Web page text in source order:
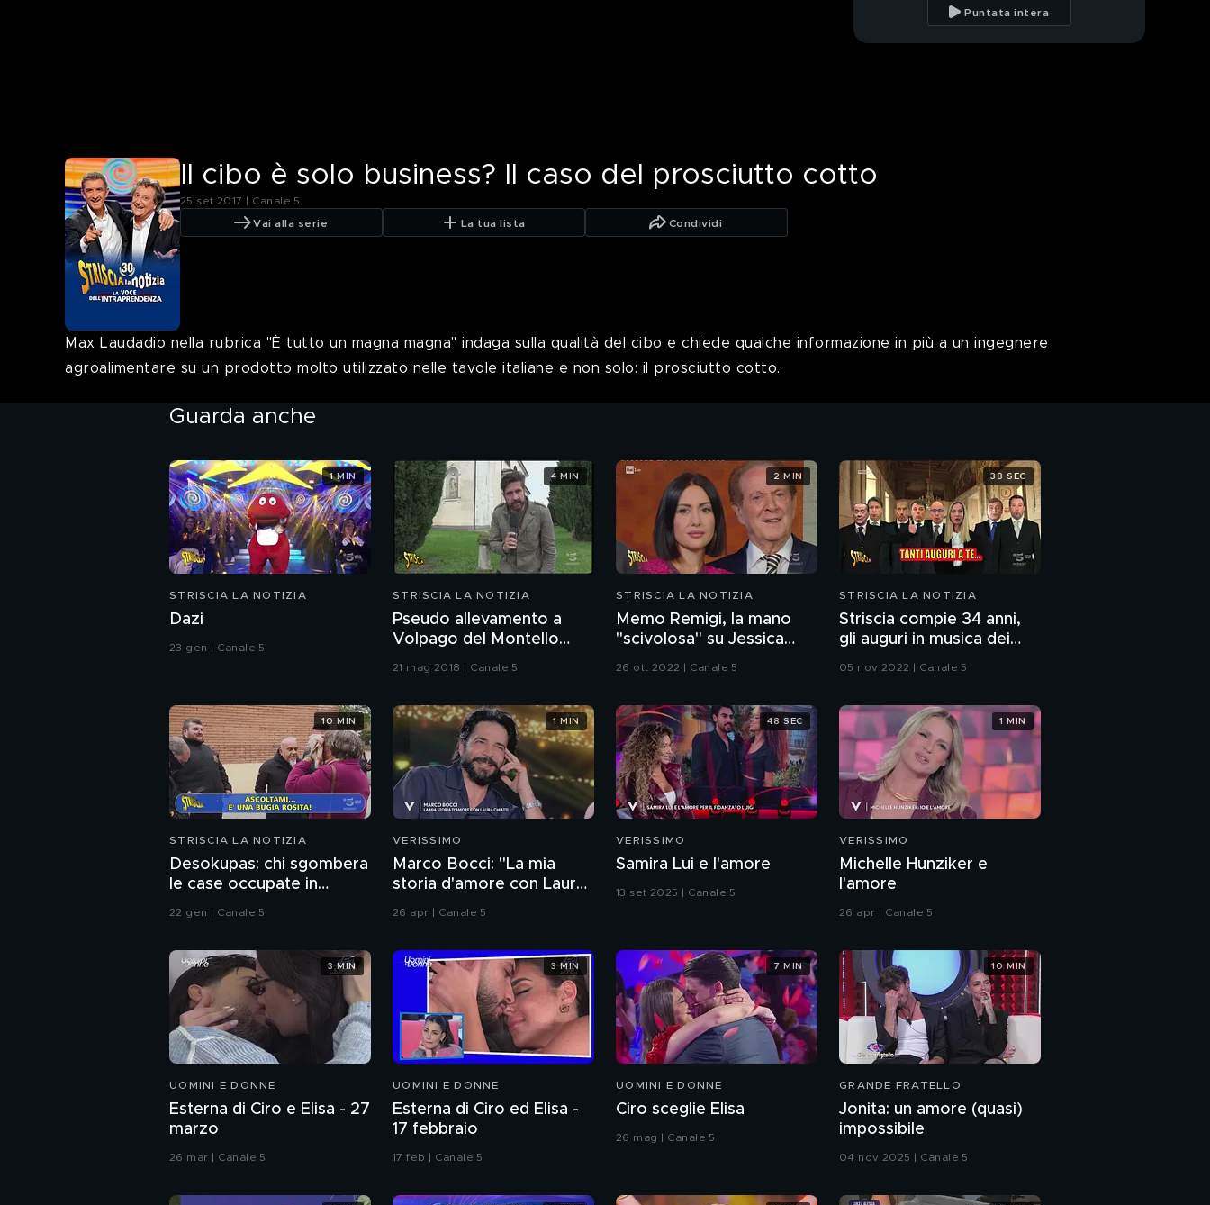
corista
Cecilia Rodríguez
"telecomica"? Il calcio
raccontato da
Cristiano Militello
Puntata intera
Il cibo è solo business? Il caso del prosciutto cotto
25 set 2017 | Canale 5
Vai alla serie La tua lista Condividi
Max Laudadio nella rubrica "È tutto un magna magna" indaga sulla qualità del cibo e chiede qualche informazione in più a un ingegnere
agroalimentare su un prodotto molto utilizzato nelle tavole italiane e non solo: il prosciutto cotto.
Guarda anche
STRISCIA LA NOTIZIA
Dazi
23 gen | Canale 5
1 MIN
STRISCIA LA NOTIZIA
Pseudo allevamento a
Volpago del Montello
21 mag 2018 | Canale 5
4 MIN
STRISCIA LA NOTIZIA
Memo Remigi, la mano
"scivolosa" su Jessica
Morlacchi
26 ott 2022 | Canale 5
2 MIN
STRISCIA LA NOTIZIA
Striscia compie 34 anni,
gli auguri in musica dei
05 nov 2022 | Canale 5
38 SEC
STRISCIA LA NOTIZIA
Desokupas: chi sgombera
le case occupate in
Spagna. L'inchiesta di
22 gen | Canale 5
10 MIN
VERISSIMO
Marco Bocci: "La mia
storia d'amore con Laura
Chiatti"
26 apr | Canale 5
1 MIN
VERISSIMO
Samira Lui e l'amore
13 set 2025 | Canale 5
48 SEC
VERISSIMO
Michelle Hunziker e
l'amore
26 apr | Canale 5
1 MIN
UOMINI E DONNE
Esterna di Ciro e Elisa - 27
marzo
26 mar | Canale 5
3 MIN
UOMINI E DONNE
Esterna di Ciro ed Elisa -
17 febbraio
17 feb | Canale 5
3 MIN
UOMINI E DONNE
Ciro sceglie Elisa
26 mag | Canale 5
7 MIN
GRANDE FRATELLO
Jonita: un amore (quasi)
impossibile
04 nov 2025 | Canale 5
10 MIN